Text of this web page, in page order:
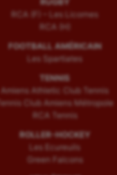
RCA (F) – Les Licornes
RCA (H)
FOOTBALL AMÉRICAIN
Les Spartiates
TENNIS
Amiens Athletic Club Tennis
Tennis Club Amiens Métropole
RCA Tennis
ROLLER-HOCKEY
Les Ecureuils
Green Falcons